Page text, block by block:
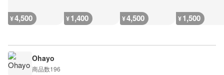
¥4,500 ¥1,400 ¥4,500 ¥1,500
Ohayo
商品数196